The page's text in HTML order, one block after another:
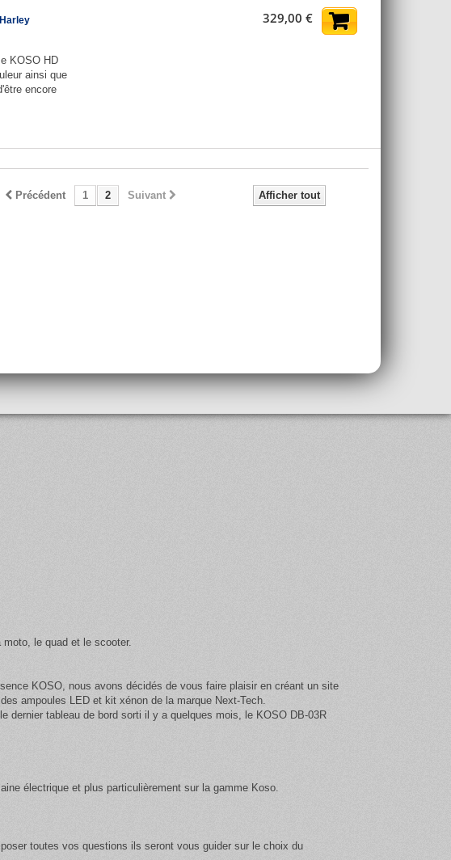
KOSO HD
ainsi que
encore
329,00 €
Afficher tout
Précédent 1 2 Suivant
le quad et le scooter.
KOSO, nous avons décidés de vous faire plaisir en créant un site
ampoules LED et kit xénon de la marque Next-Tech.
dernier tableau de bord sorti il y a quelques mois, le KOSO DB-03R
électrique et plus particulièrement sur la gamme Koso.
toutes vos questions ils seront vous guider sur le choix du